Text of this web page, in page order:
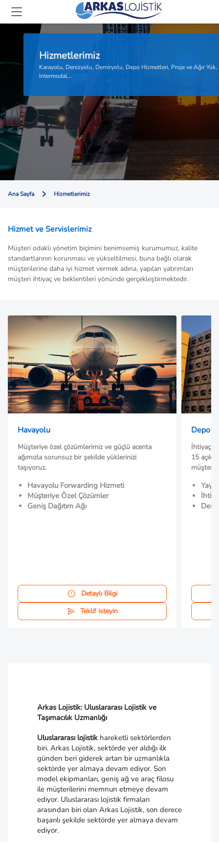
Hizmetlerimiz
Karayolu, Denizyolu, Demiryolu, Depo Hizmetleri, Proje ve Ağır Yük,
Intermodal...
Ana Sayfa Hizmetlerimiz
Hizmet ve Servislerimiz
Müşteri odaklı yönetim biçimini benimsemiş kurumumuz, kalite
standartlarının korunması ve yükseltilmesi, buna bağlı olarak
müşterilerine daha iyi hizmet vermek adına, yapılan yatırımları
müşteri ihtiyaç ve beklentileri yönünde gerçekleştirmektedir.
Havayolu
Müşteriye özel çözümlerimiz ve güçlü acenta
ağımızla sorunsuz bir şekilde yüklerinizi
taşıyoruz.
Havayolu Forwarding Hizmeti
Müşteriye Özel Çözümler
Geniş Dağıtım Ağı
Detaylı Bilgi
Teklif isteyin
Depo
15 açık
Arkas Lojistik: Uluslararası Lojistik ve
Taşımacılık Uzmanlığı
Uluslararası lojistik hareketli sektörlerden
biri. Arkas Lojistik, sektörde yer aldığı ilk
günden beri giderek artan bir uzmanlıkla
sektörde yer almaya devam ediyor. Son
model ekipmanları, geniş ağ ve araç filosu
ile müşterilerini memnun etmeye devam
ediyor. Uluslararası lojistik firmaları
arasından biri olan Arkas Lojistik, son derece
başarılı şekilde sektörde yer almaya devam
ediyor.